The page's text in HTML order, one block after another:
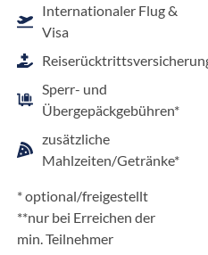
Internationaler Flug &
Visa
Sperr- und
Übergepäckgebühren*
zusätzliche
Mahlzeiten/Getränke*
* optional/freigestellt
**nur bei Erreichen der
min. Teilnehmer